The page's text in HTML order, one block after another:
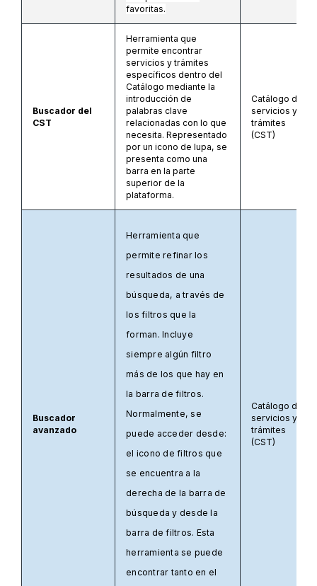
favoritas.
Buscador del
CST
Herramienta que
permite encontrar
servicios y trámites
específicos dentro del
Catálogo mediante la
introducción de
palabras clave
relacionadas con lo que
necesita. Representado
por un icono de lupa, se
presenta como una
barra en la parte
superior de la
plataforma.
Catálogo de
servicios y
trámites
(CST)
Buscador
avanzado
Herramienta que
permite refinar los
resultados de una
búsqueda, a través de
los filtros que la
forman. Incluye
siempre algún filtro
más de los que hay en
la barra de filtros.
Normalmente, se
puede acceder desde:
el icono de filtros que
se encuentra a la
derecha de la barra de
búsqueda y desde la
barra de filtros. Esta
herramienta se puede
encontrar tanto en el
Catálogo de
servicios y
trámites
(CST)